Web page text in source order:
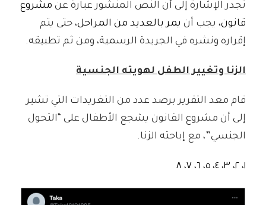
تجدر الإشارة إلى أن النص المنشور عبارة عن مشروع
قانون، يجب أن يمر بالعديد من المراحل، حتى يتم
إقراره ونشره في الجريدة الرسمية، ومن ثم تطبيقه.
الزنا وتغيير الطفل لهويته الجنسية
قام معد التقرير برصد عدد من التغريدات التي تشير
إلى أن مشروع القانون يشجع الأطفال على “التحول
الجنسي”، مع إباحته الزنا.
١، ٢، ٣، ٤، ٥، ٦، ٧، ٨